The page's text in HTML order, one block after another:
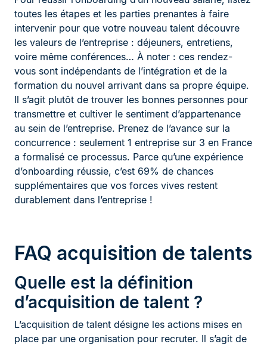
toutes les étapes et les parties prenantes à faire
intervenir pour que votre nouveau talent découvre
les valeurs de l’entreprise : déjeuners, entretiens,
voire même conférences… À noter : ces rendez-
vous sont indépendants de l’intégration et de la
formation du nouvel arrivant dans sa propre équipe.
Il s’agit plutôt de trouver les bonnes personnes pour
transmettre et cultiver le sentiment d’appartenance
au sein de l’entreprise. Prenez de l’avance sur la
concurrence : seulement 1 entreprise sur 3 en France
a formalisé ce processus. Parce qu’une expérience
d’onboarding réussie, c’est 69% de chances
supplémentaires que vos forces vives restent
durablement dans l’entreprise !
FAQ acquisition de talents
Quelle est la définition
d’acquisition de talent ?
L’acquisition de talent désigne les actions mises en
place par une organisation pour recruter. Il s’agit de